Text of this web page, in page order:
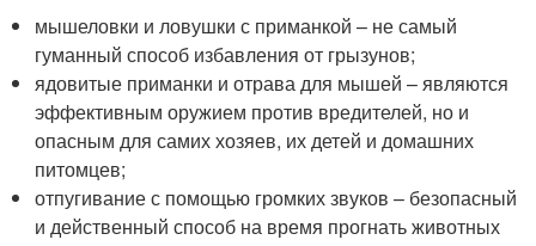
мышеловки и ловушки с приманкой – не самый
гуманный способ избавления от грызунов;
ядовитые приманки и отрава для мышей – являются
эффективным оружием против вредителей, но и
опасным для самих хозяев, их детей и домашних
питомцев;
отпугивание с помощью громких звуков – безопасный
и действенный способ на время прогнать животных